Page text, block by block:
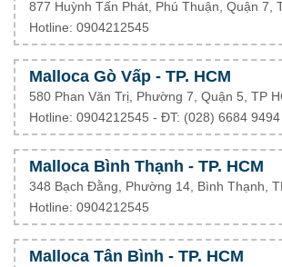
877 Huỳnh Tấn Phát, Phú Thuận, Quận 7,
Hotline: 0904212545
Malloca Gò Vấp - TP. HCM
580 Phan Văn Trị, Phường 7, Quận 5, TP
Hotline: 0904212545 - ĐT: (028) 6684 9494
Malloca Bình Thạnh - TP. HCM
348 Bạch Đằng, Phường 14, Bình Thạnh,
Hotline: 0904212545
Malloca Tân Bình - TP. HCM